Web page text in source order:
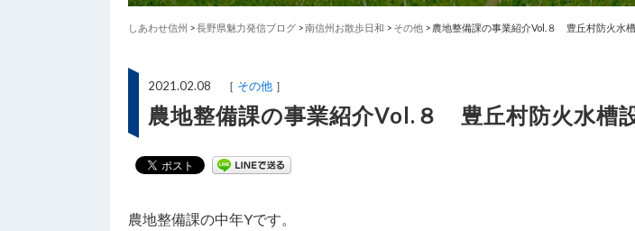
しあわせ信州 >長野県魅力発信ブログ >南信州お散歩日和 > その他 > 農地整備課の事業紹介Vol.８ 豊丘村防火水槽
2021.02.08 ［ その他 ］
農地整備課の事業紹介Vol.８ 豊丘村防火水槽
農地整備課の中年Yです。